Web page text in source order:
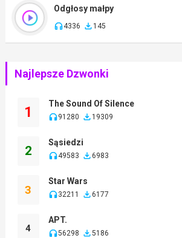
Odgłosy małpy
4336 145
Najlepsze Dzwonki
1
The Sound Of Silence
91280 19309
2
Sąsiedzi
49583 6983
3
Star Wars
32211 6177
4
APT.
56298 5186